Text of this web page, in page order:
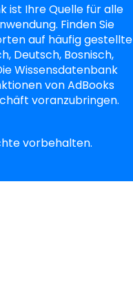
ist Ihre Quelle für alle
Finden Sie
auf häufig gestellte
Deutsch, Bosnisch,
Wissensdatenbank
von AdBooks
voranzubringen.
vorbehalten.